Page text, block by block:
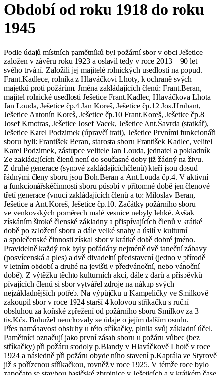
Období od roku 1918 do roku
1945
Podle údajů místních pamětníků byl požární sbor v obci Ješetice
založen v závěru roku 1923 a oslavil tedy v roce 2013 – 90 let
svého trvání. Založili jej majitelé rolnických usedlostí na popud.
Frant.Kadlece, rolníka z Hlaváčkovi Lhoty, k ochraně svých
majetků proti požárům. Jména zakládajících členů: Frant.Beran,
majitel rolnické usedlosti Ješetice Frant.Kadlec, Hlaváčkova Lhota
Jan Louda, Ješetice čp.4 Jan Koreš, Ješetice čp.12 Jos.Hrubant,
Ješetice Antonín Koreš, Ješetice čp.10 Frant.Koreš, Ješetice čp.8
Josef Kmotras, Ješetice Josef Vacek, Ješetice Ant.Šavrda (statkář),
Ješetice Karel Podzimek (úpravčí trati), Ješetice Prvními funkcionáři
sboru byli: František Beran, starosta sboru František Kadlec, velitel
Karel Podzimek, zástupce velitele Jan Louda, jednatel a pokladník
Ze zakládajících členů není do současné doby již žádný na živu.
Z druhé generace (synové zakládajícíchčlenů) kteří jsou dosud
řádnými členy sboru jsou Boh.Beran a Ant.Louda čp.4. V aktivní
a funkcionářskéčinnosti sboru působí v přítomné době jen členové
třetí generace (vnuci zakládajících členů a to: Miloslav Beran,
Ješetice a Ant.Koreš, Ješetice čp.10. Začátky požárního sboru
ve venkovských poměrech malé vesnice nebyly lehké. Avšak
získáním široké členské základny a přispívajících členů v krátké
době po založení sboru a dále velké snahy a úsilí v kulturní
a společenské činnosti získal sbor v krátké době dobré jméno.
Pravidelně každý rok byly pořádány nejméně dvě taneční zábavy
(posvícenská a ples) a dvě divadelní představení (jedno v přírodě
v letním období a druhé na jevišti v předvánoční, nebo vánoční
době). Z výtěžku těchto kulturních akcí, dále z darů a příspěvků
pívajících členů si sbor vytvářel zdroje na nákup svých
nejzákladnějších potřeb. Na výpůjčku u Kampeličky ve Smilkově
zakoupil sbor v roce 1924 starší 4 kolovou stříkačku s ruční
obsluhou za koňské zpřežení od požárního sboru Smilkov za 3
tis.Kčs. Bohužel neuchovaly se údaje o jejím dalším osudu.
Přes namáhavost obsluhy u této stříkačky, plnila svůj základní účel.
Pamětníci označují jako první zásah sboru u požáru vůbec (bez
stříkačky) při požáru stodoly p.Blandy v Hlaváčkově Lhotě v roce
1924 a následně při požáru obydelního stavení p.Kaprála ve Styrově
již s pořízenou stříkačkou, rovněž v roce 1925. V témže roce bylo
započato se stavbou hasičské zbrojnice v Ješeticích a v krátkém čase